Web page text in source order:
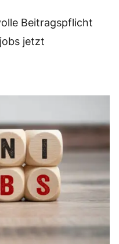
Beitragspflicht
jetzt